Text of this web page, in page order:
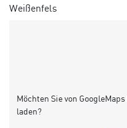
Weißenfels
Möchten Sie von GoogleMaps
laden?